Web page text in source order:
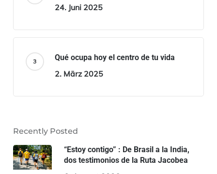
24. Juni 2025
Qué ocupa hoy el centro de tu vida
2. März 2025
Recently Posted
“Estoy contigo” : De Brasil a la India,
dos testimonios de la Ruta Jacobea